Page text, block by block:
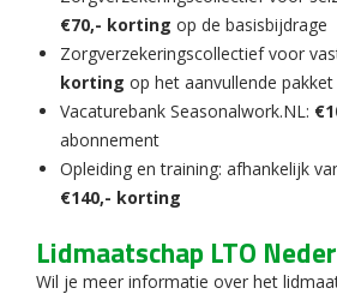
€70,- korting op de basisbijdrage
Zorgverzekeringscollectief voor
korting op het aanvullende pakket
Vacaturebank Seasonalwork.NL:
abonnement
Opleiding en training: afhankelijk
€140,- korting
Lidmaatschap LTO
Wil je meer informatie over het